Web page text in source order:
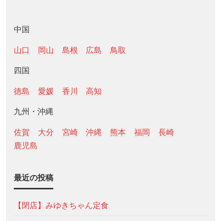
中国
山口 岡山 島根 広島 鳥取
四国
徳島 愛媛 香川 高知
九州・沖縄
佐賀 大分 宮崎 沖縄 熊本 福岡
長崎
鹿児島
最近の投稿
【閉店】みゆきちゃん定食